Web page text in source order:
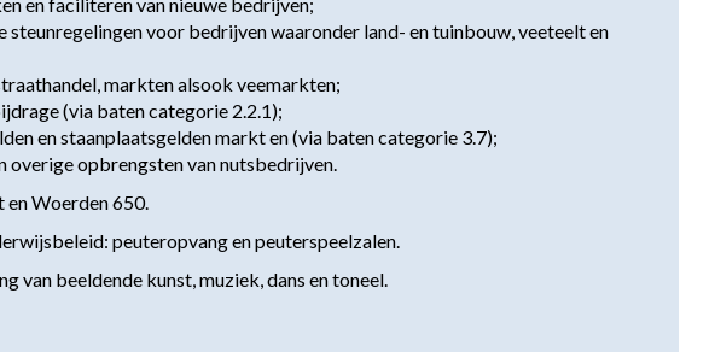
steunregelingen voor bedrijven waaronder land- en tuinbouw, veeteelt en
markten alsook veemarkten;
(via baten categorie 2.2.1);
en staanplaatsgelden markt en (via baten categorie 3.7);
overige opbrengsten van nutsbedrijven.
en Woerden 650.
peuteropvang en peuterspeelzalen.
van beeldende kunst, muziek, dans en toneel.